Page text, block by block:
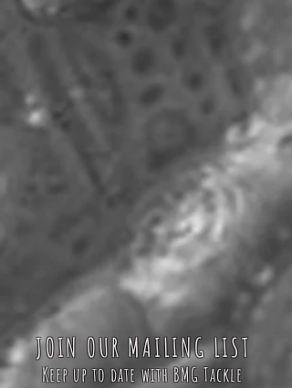
JOIN OUR MAILING LIST
Keep up to date with BMG Tackle